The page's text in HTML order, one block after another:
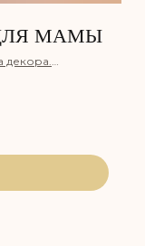
МАМЫ
декора.
сахарным
соленой
обжаренным
нежным